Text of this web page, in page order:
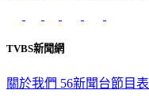
TVBS新聞網
關於我們 56新聞台節目表